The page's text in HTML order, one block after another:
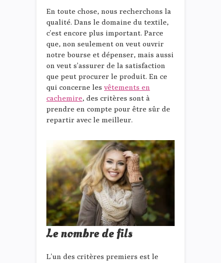
En toute chose, nous recherchons la
qualité. Dans le domaine du textile,
c’est encore plus important. Parce
que, non seulement on veut ouvrir
notre bourse et dépenser, mais aussi
on veut s’assurer de la satisfaction
que peut procurer le produit. En ce
qui concerne les vêtements en
cachemire, des critères sont à
prendre en compte pour être sûr de
repartir avec le meilleur.
Le nombre de fils
L’un des critères premiers est le